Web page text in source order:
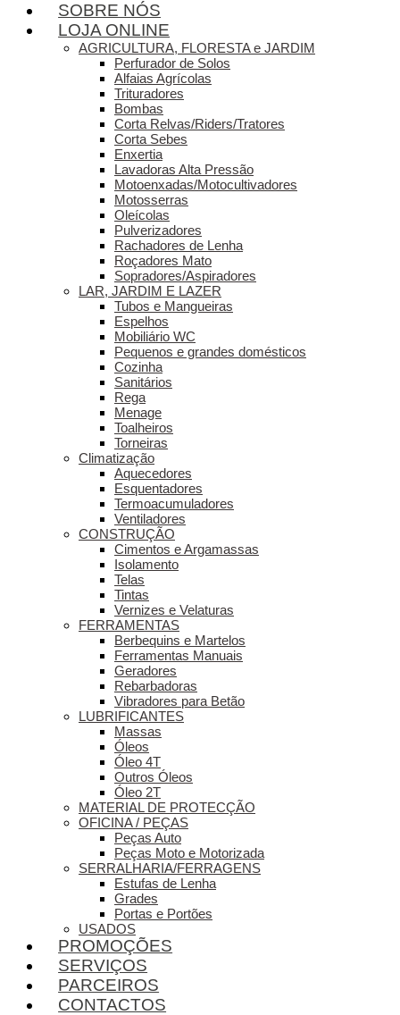
SOBRE NÓS
LOJA ONLINE
AGRICULTURA, FLORESTA e JARDIM
Perfurador de Solos
Alfaias Agrícolas
Trituradores
Bombas
Corta Relvas/Riders/Tratores
Corta Sebes
Enxertia
Lavadoras Alta Pressão
Motoenxadas/Motocultivadores
Motosserras
Oleícolas
Pulverizadores
Rachadores de Lenha
Roçadores Mato
Sopradores/Aspiradores
LAR, JARDIM E LAZER
Tubos e Mangueiras
Espelhos
Mobiliário WC
Pequenos e grandes domésticos
Cozinha
Sanitários
Rega
Menage
Toalheiros
Torneiras
Climatização
Aquecedores
Esquentadores
Termoacumuladores
Ventiladores
CONSTRUÇÃO
Cimentos e Argamassas
Isolamento
Telas
Tintas
Vernizes e Velaturas
FERRAMENTAS
Berbequins e Martelos
Ferramentas Manuais
Geradores
Rebarbadoras
Vibradores para Betão
LUBRIFICANTES
Massas
Óleos
Óleo 4T
Outros Óleos
Óleo 2T
MATERIAL DE PROTECÇÃO
OFICINA / PEÇAS
Peças Auto
Peças Moto e Motorizada
SERRALHARIA/FERRAGENS
Estufas de Lenha
Grades
Portas e Portões
USADOS
PROMOÇÕES
SERVIÇOS
PARCEIROS
CONTACTOS